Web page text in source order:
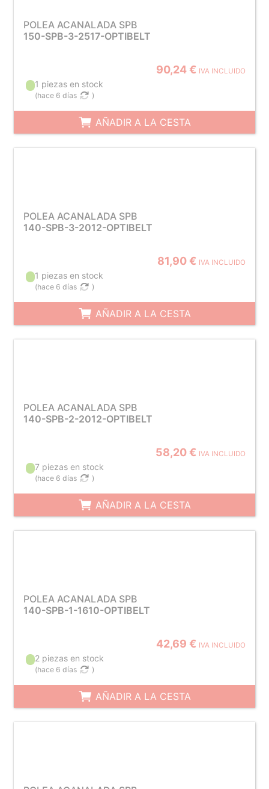
POLEA ACANALADA SPB
150-SPB-3-2517-OPTIBELT
90,24 € IVA INCLUIDO
1 piezas en stock
(hace 6 días )
AÑADIR A LA CESTA
POLEA ACANALADA SPB
140-SPB-3-2012-OPTIBELT
81,90 € IVA INCLUIDO
1 piezas en stock
(hace 6 días )
AÑADIR A LA CESTA
POLEA ACANALADA SPB
140-SPB-2-2012-OPTIBELT
58,20 € IVA INCLUIDO
7 piezas en stock
(hace 6 días )
AÑADIR A LA CESTA
POLEA ACANALADA SPB
140-SPB-1-1610-OPTIBELT
42,69 € IVA INCLUIDO
2 piezas en stock
(hace 6 días )
AÑADIR A LA CESTA